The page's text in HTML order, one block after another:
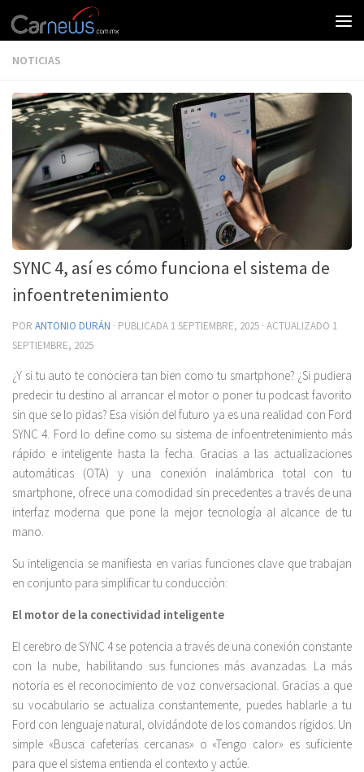
NOTICIAS
SYNC 4, así es cómo funciona el sistema de
infoentretenimiento
POR ANTONIO DURÁN · PUBLICADA 1 SEPTIEMBRE, 2025 · ACTUALIZADO 1
SEPTIEMBRE, 2025
¿Y si tu auto te conociera tan bien como tu smartphone? ¿Si pudiera
predecir tu destino al arrancar el motor o poner tu podcast favorito
sin que se lo pidas? Esa visión del futuro ya es una realidad con Ford
SYNC 4. Ford lo define como su sistema de infoentretenimiento más
rápido e inteligente hasta la fecha. Gracias a las actualizaciones
automáticas (OTA) y una conexión inalámbrica total con tu
smartphone, ofrece una comodidad sin precedentes a través de una
interfaz moderna que pone la mejor tecnología al alcance de tu
mano.
Su inteligencia se manifiesta en varias funciones clave que trabajan
en conjunto para simplificar tu conducción:
El motor de la conectividad inteligente
El cerebro de SYNC 4 se potencia a través de una conexión constante
con la nube, habilitando sus funciones más avanzadas. La más
notoria es el reconocimiento de voz conversacional. Gracias a que
su vocabulario se actualiza constantemente, puedes hablarle a tu
Ford con lenguaje natural, olvidándote de los comandos rígidos. Un
simple «Busca cafeterías cercanas» o «Tengo calor» es suficiente
para que el sistema entienda el contexto y actúe.